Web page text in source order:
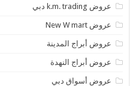
عروض k.m. trading دبي
عروض New W mart
عروض أبراج المدينة
عروض أبراج النهدة
عروض أسواق دبي